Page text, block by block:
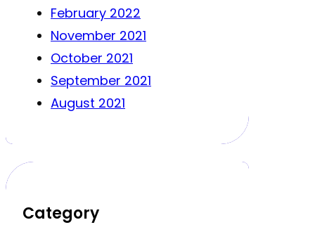
February 2022
November 2021
October 2021
September 2021
August 2021
Category